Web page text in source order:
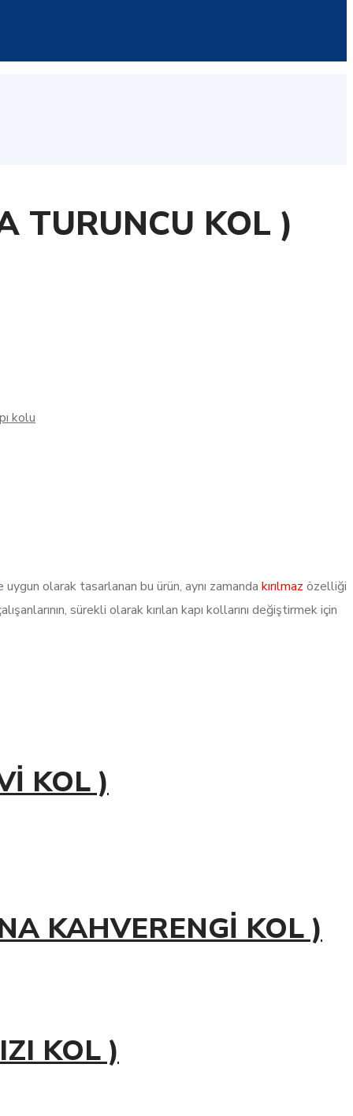
TURUNCU KOL )
kolu
uygun olarak tasarlanan bu ürün, aynı zamanda kırılmaz özelliği
sürekli olarak kırılan kapı kollarını değiştirmek için
KOL )
KAHVERENGİ KOL )
KOL )